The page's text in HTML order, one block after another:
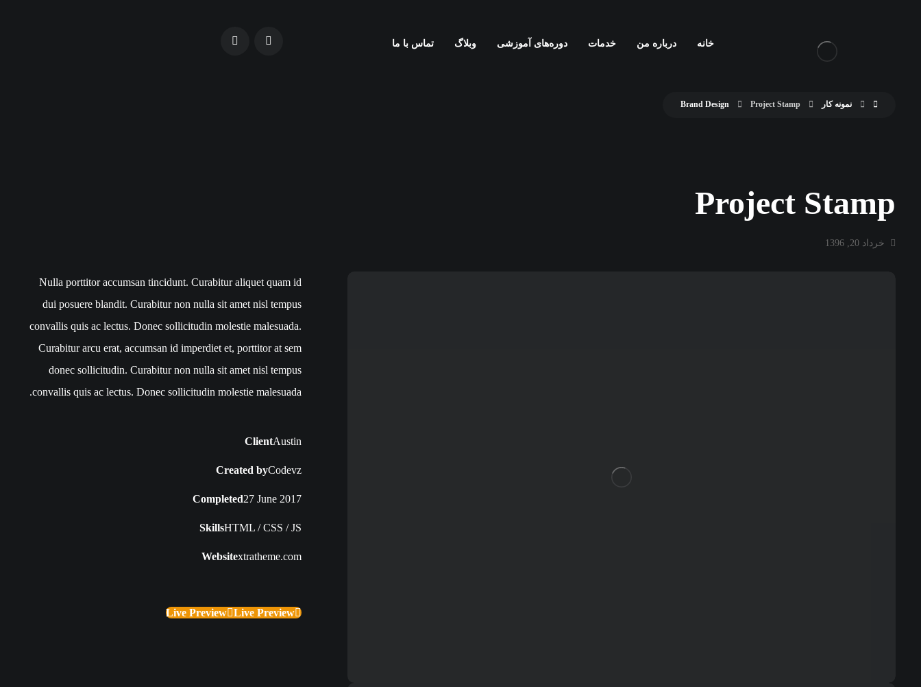
خانه درباره من خدمات دوره‌های آموزشی وبلاگ تماس با ما
نمونه کار Brand Design Project Stamp
Project Stamp
خرداد 20, 1396
Nulla porttitor accumsan tincidunt. Curabitur aliquet quam id
dui posuere blandit. Curabitur non nulla sit amet nisl tempus
convallis quis ac lectus. Donec sollicitudin molestie malesuada.
Curabitur arcu erat, accumsan id imperdiet et, porttitor at sem
donec sollicitudin. Curabitur non nulla sit amet nisl tempus
convallis quis ac lectus. Donec sollicitudin molestie malesuada.
ClientAustin
Created byCodevz
Completed27 June 2017
SkillsHTML / CSS / JS
Websitextratheme.com
Live Preview Live Preview